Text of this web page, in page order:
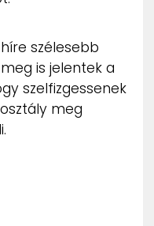
szélesebb
is jelentek a
szelfizgessenek
meg